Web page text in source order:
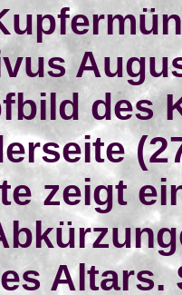
des
zeigt
Altars.